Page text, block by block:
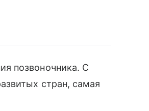
позвоночника. С
стран, самая